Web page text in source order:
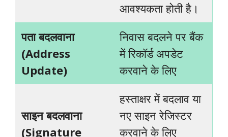
आवश्यकता होती है।
पता बदलवाना
(Address
Update)
निवास बदलने पर बैंक
में रिकॉर्ड अपडेट
करवाने के लिए
साइन बदलवाना
(Signature
हस्ताक्षर में बदलाव या
नए साइन रेजिस्टर
करवाने के लिए